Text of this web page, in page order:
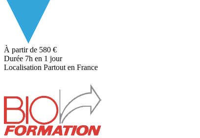
À partir de 580 €
Durée 7h en 1 jour
Localisation Partout en France